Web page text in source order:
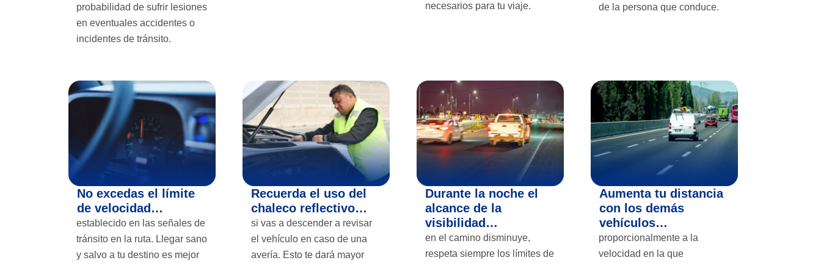
probabilidad de sufrir lesiones
en eventuales accidentes o
incidentes de tránsito.
necesarios para tu viaje.
de la persona que conduce.
No excedas el límite
de velocidad…
establecido en las señales de
tránsito en la ruta. Llegar sano
y salvo a tu destino es mejor
Recuerda el uso del
chaleco reflectivo…
si vas a descender a revisar
el vehículo en caso de una
avería. Esto te dará mayor
Durante la noche el
alcance de la
visibilidad…
en el camino disminuye,
respeta siempre los límites de
Aumenta tu distancia
con los demás
vehículos…
proporcionalmente a la
velocidad en la que